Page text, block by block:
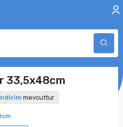
33,5x48cm
mevcuttur